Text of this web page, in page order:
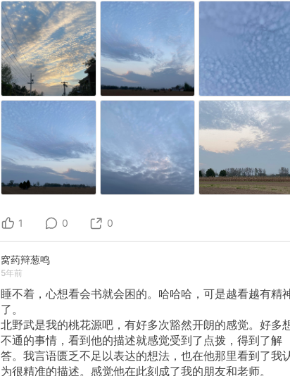
1 0 0
窝药辩葱鸣
5年前
睡不着，心想看会书就会困的。哈哈哈，可是越看越有精
了。
北野武是我的桃花源吧，有好多次豁然开朗的感觉。好多
不通的事情，看到他的描述就感觉受到了点拨，得到了解
答。我言语匮乏不足以表达的想法，也在他那里看到了我
为很精准的描述。感觉他在此刻成了我的朋友和老师。